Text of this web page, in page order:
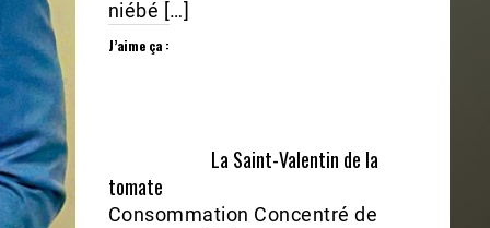
niébé […]
J’aime ça :
La Saint-Valentin de la
tomate
Consommation Concentré de